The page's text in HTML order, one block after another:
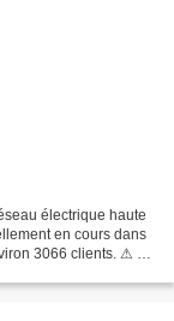
électrique haute
en cours dans
3066 clients. ⚠